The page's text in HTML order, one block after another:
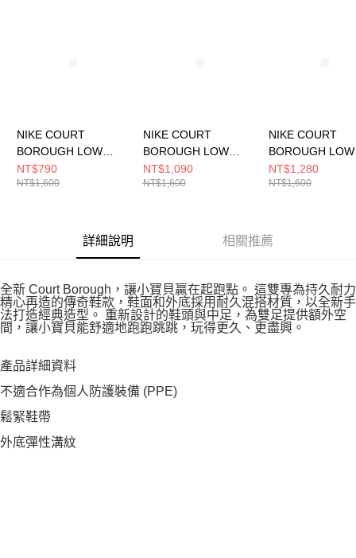
NIKE COURT
BOROUGH LOW
RECRAFT (PS) 中大
童 休閒鞋 DV5457106
NT$790
NT$1,600
NIKE COURT
BOROUGH LOW
RECRAFT (PS) 中大
童 休閒鞋 DV5457135
NT$1,090
NT$1,600
NIKE COURT
BOROUGH LOW
RECRAFT (PS)
童 休閒鞋
NT$1,280
NT$1,600
詳細說明 相關推薦
全新 Court Borough，讓小寶貝贏在起跑點。 這雙專為持久耐力
精心再造的傳奇鞋款，鞋面和外底採用耐久混搭材質，以全新手
法打造經典造型。 重新設計的鞋頭與中足，為雙足提供額外空
間，讓小寶貝能舒適地跑跑跳跳，玩得更久、更盡興。
產品詳細資料
不適合作為個人防護裝備 (PPE)
鬆緊鞋帶
外底彈性溝紋